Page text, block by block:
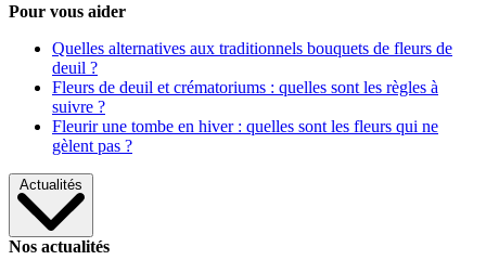
Pour vous aider
Quelles alternatives aux traditionnels bouquets de fleurs de
deuil ?
Fleurs de deuil et crématoriums : quelles sont les règles à
suivre ?
Fleurir une tombe en hiver : quelles sont les fleurs qui ne
gèlent pas ?
Actualités
Nos actualités